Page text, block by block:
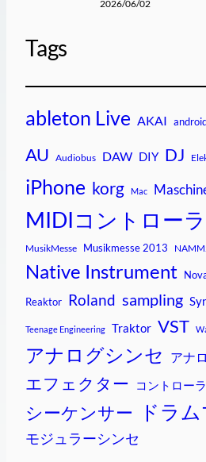
2026/06/02
Tags
ableton Live AKAI
AU Audiobus DAW DIY DJ
iPhone korg Mac
MIDIコントロー
MusikMesse Musikmesse 2013
Native Instrument
Reaktor Roland sampling
Teenage Engineering Traktor VST
アナログシンセ アナ
エフェクター コントロー
シーケンサー ドラ
モジュラーシンセ